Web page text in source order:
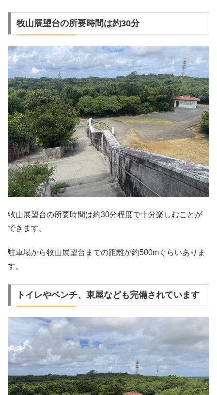
牧山展望台の所要時間は約30分
牧山展望台の所要時間は約30分程度で十分楽しむことが
できます。
駐車場から牧山展望台までの距離が約500mぐらいありま
す。
トイレやベンチ、東屋なども完備されています